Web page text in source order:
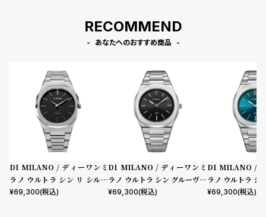
RECOMMEND
あなたへのおすすめ商品
D1 MILANO / ディーワンミ
ラノ ウルトラ シン リ シルバ
ー
¥69,300(税込)
D1 MILANO / ディーワンミ
ラノ ウルトラ シン グルーヴィ
ー ブラック
¥69,300(税込)
D1 MILANO /
ラノ ウルトラ シ
ー グリーン
¥69,300(税込)